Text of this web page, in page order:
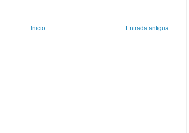
Entrada antigua
Inicio